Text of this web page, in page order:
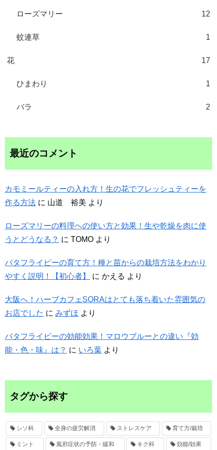
ローズマリー 12
蚊連草 1
花 17
ひまわり 1
バラ 2
最近のコメント
カモミールティーの入れ方！生の花でフレッシュティーを
作る方法 に 山道 裕美 より
ローズマリーの料理への使い方と効果！生や乾燥を肉に使
うとどうなる？ に TOMO より
バタフライピーの育て方！種と苗からの栽培方法をわかり
やすく説明！【初心者】
に かえる より
大阪へ！ハーブカフェSORAはとても落ち着いた雰囲気の
お店でした に みずほ より
バタフライピーの効能効果！マロウブルーとの違い『効
能・色・味』は？ に いろ葉 より
タグから探す
シソ科 全身の疲労解消 ストレスケア 育て方/栽培
ミント 風邪症状の予防・緩和 キク科 効能/効果